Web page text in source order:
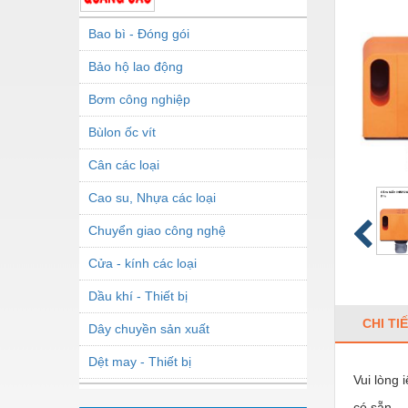
Bao bì - Đóng gói
Bảo hộ lao động
Bơm công nghiệp
Bùlon ốc vít
Cân các loại
Cao su, Nhựa các loại
Chuyển giao công nghệ
Cửa - kính các loại
Dầu khí - Thiết bị
Dây chuyền sản xuất
Dệt may - Thiết bị
CHI
Vui lòng